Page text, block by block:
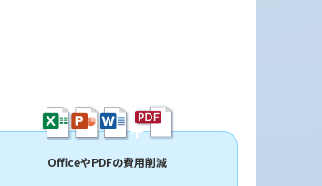
OfficeやPDFの費用削減